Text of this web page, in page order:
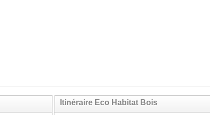
Itinéraire Eco Habitat Bois